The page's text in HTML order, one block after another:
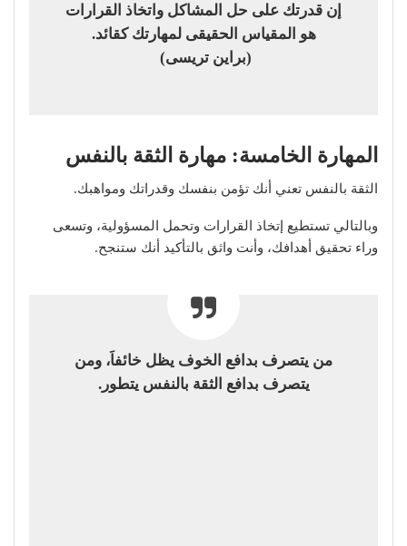
إن قدرتك على حل المشاكل واتخاذ القرارات
هو المقياس الحقيقى لمهارتك كقائد.
(براين تريسى)
المهارة الخامسة: مهارة الثقة بالنفس
الثقة بالنفس تعني أنك تؤمن بنفسك وقدراتك ومواهبك.
وبالتالي تستطيع إتخاذ القرارات وتحمل المسؤولية، وتسعى
وراء تحقيق أهدافك، وأنت واثق بالتأكيد أنك ستنجح.
من يتصرف بدافع الخوف يظل خائفاَ، ومن
يتصرف بدافع الثقة بالنفس يتطور.